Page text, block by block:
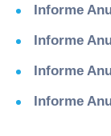
Informe
Informe
Informe
Informe